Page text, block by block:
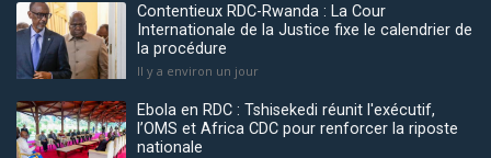
Contentieux RDC-Rwanda : La Cour
Internationale de la Justice fixe le calendrier de
la procédure
Il y a environ un jour
Ebola en RDC : Tshisekedi réunit l'exécutif,
l’OMS et Africa CDC pour renforcer la riposte
nationale